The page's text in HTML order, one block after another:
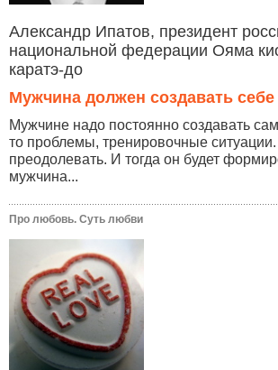
Александр Ипатов, президент
национальной федерации Ояма
каратэ-до
Мужчина должен создавать
Мужчине надо постоянно создавать
то проблемы, тренировочные
преодолевать. И тогда он будет
мужчина...
Про любовь. Суть любви